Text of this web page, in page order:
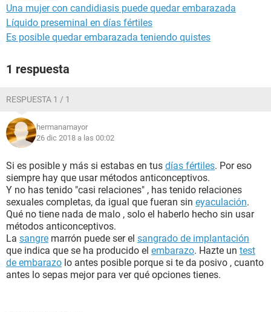
Una mujer con candidiasis puede quedar embarazada
Líquido preseminal en días fértiles
Es posible quedar embarazada teniendo quistes
1 respuesta
RESPUESTA 1 / 1
hermanamayor
26 dic 2018 a las 00:02
Si es posible y más si estabas en tus días fértiles. Por eso
siempre hay que usar métodos anticonceptivos.
Y no has tenido "casi relaciones" , has tenido relaciones
sexuales completas, da igual que fueran sin eyaculación.
Qué no tiene nada de malo , solo el haberlo hecho sin usar
métodos anticonceptivos.
La sangre marrón puede ser el sangrado de implantación
que indica que se ha producido el embarazo. Hazte un test
de embarazo lo antes posible porque si te da posivo , cuanto
antes lo sepas mejor para ver qué opciones tienes.